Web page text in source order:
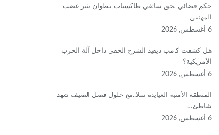
حكم قضائي بحق سائقي طاكسيات بتطوان يثير غضب
المهنيين…
6 أغسطس, 2026
هل كشفت كامب ديفيد الشرخ الخفي داخل آلة الحرب
الأمريكية؟
6 أغسطس, 2026
‏المنطقة الأمنية العيايدة سلا..مع حلول فصل الصيف شهد
شاطئ…
6 أغسطس, 2026